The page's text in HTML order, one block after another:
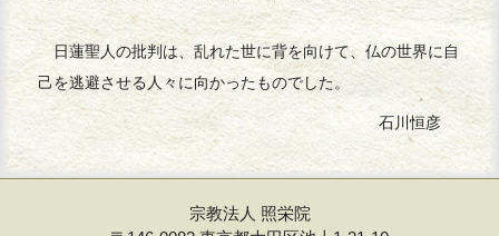
日蓮聖人の批判は、乱れた世に背を向けて、仏の世界に自
己を逃避させる人々に向かったものでした。
石川恒彦
宗教法人 照栄院